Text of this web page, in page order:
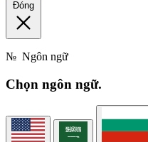
Đóng
№ Ngôn ngữ
Chọn ngôn ngữ.